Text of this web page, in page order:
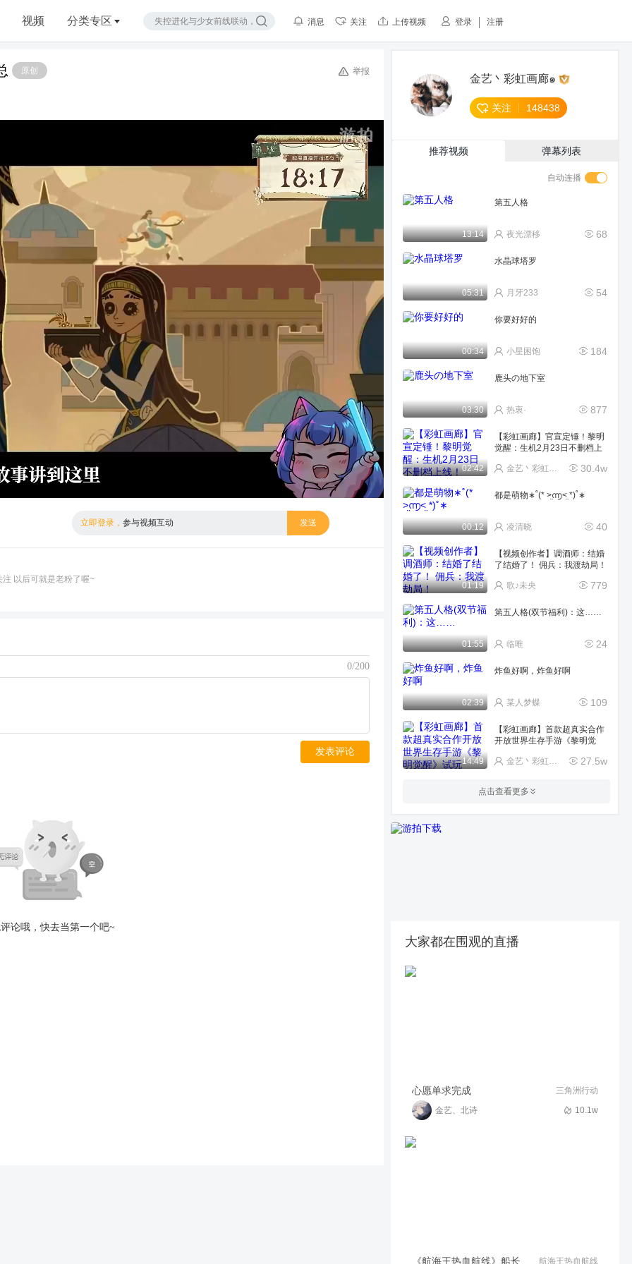
视频 分类专区 登录 注册
消息 关注 上传视频
原创 举报
高清
倍数
立即登录，参与视频互动 发送
以后可就是老粉了喔~
0/200
发表评论
论哦，快去当第一个吧~
金艺丶彩虹画廊๑
关注 148438
推荐视频 弹幕列表
自动连播
13:14
第五人格
68
夜光漂移
05:31
水晶球塔罗
54
月牙233
00:34
你要好好的
184
小星困饱
03:30
鹿头の地下室
877
热衷·
02:42
【彩虹画廊】官宣定锤！黎明
觉醒：生机2月23日不删档上
30.4w
金艺丶彩虹画廊๑
00:12
都是萌物∗︎˚(* ˃̤൬˂̤ *)˚∗︎
40
凌清晓
01:19
【视频创作者】调酒师：结婚
了结婚了！ 佣兵：我渡劫局！
779
歌♪未央
01:55
第五人格(双节福利)：这……
24
临唯
02:39
炸鱼好啊，炸鱼好啊
109
某人梦蝶
14:49
【彩虹画廊】首款超真实合作
开放世界生存手游《黎明觉
27.5w
金艺丶彩虹画廊๑
【视频创作者】程小时和陆光
12:57 金艺丶彩虹画廊๑
点击查看更多
大家都在围观的直播
三角洲行动
心愿单求完成
10.1w
金艺、北诗
航海王热血航线